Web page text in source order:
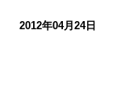
2012年04月24日